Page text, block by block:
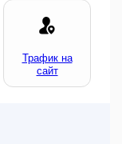
Трафик на
сайт